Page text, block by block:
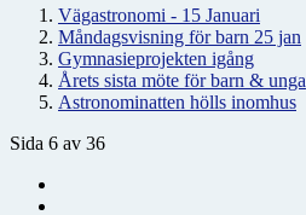
Vägastronomi - 15 Januari
Måndagsvisning för barn 25 jan
Gymnasieprojekten igång
Årets sista möte för barn & unga
Astronominatten hölls inomhus
Sida 6 av 36